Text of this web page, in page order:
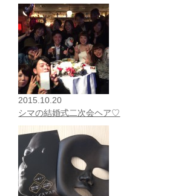
2015.10.20
シマの結婚式二次会ヘア♡